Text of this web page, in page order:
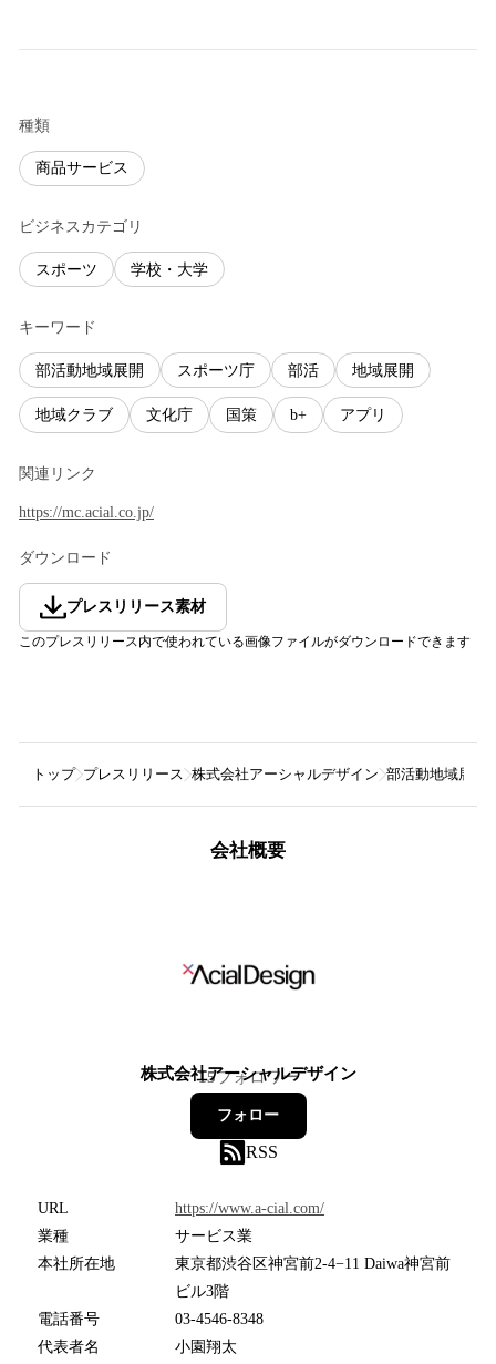
種類
商品サービス
ビジネスカテゴリ
スポーツ 学校・大学
キーワード
部活動地域展開 スポーツ庁 部活 地域展開
地域クラブ 文化庁 国策 b+ アプリ
関連リンク
https://mc.acial.co.jp/
ダウンロード
プレスリリース素材
このプレスリリース内で使われている画像ファイルがダウンロードできます
トップ プレスリリース 株式会社アーシャルデザイン 部活動地域展開
会社概要
株式会社アーシャルデザイン
15フォロワー
フォロー
RSS
URL
https://www.a-cial.com/
業種
サービス業
本社所在地
東京都渋谷区神宮前2‐4−11 Daiwa神宮前
ビル3階
電話番号
03-4546-8348
代表者名
小園翔太